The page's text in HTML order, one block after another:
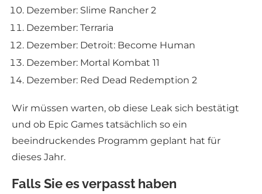
Dezember: Slime Rancher 2
Dezember: Terraria
Dezember: Detroit: Become Human
Dezember: Mortal Kombat 11
Dezember: Red Dead Redemption 2
Wir müssen warten, ob diese Leak sich bestätigt
und ob Epic Games tatsächlich so ein
beeindruckendes Programm geplant hat für
dieses Jahr.
Falls Sie es verpasst haben